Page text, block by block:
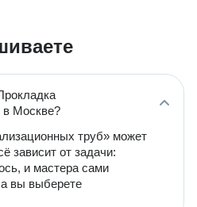
в Москве?
труб» может
зависит от задачи:
и мастера сами
а вы выберете